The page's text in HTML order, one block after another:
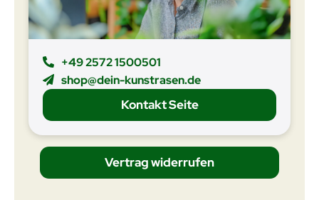
+49 2572 1500501
shop@dein-kunstrasen.de
Kontakt Seite
Vertrag widerrufen